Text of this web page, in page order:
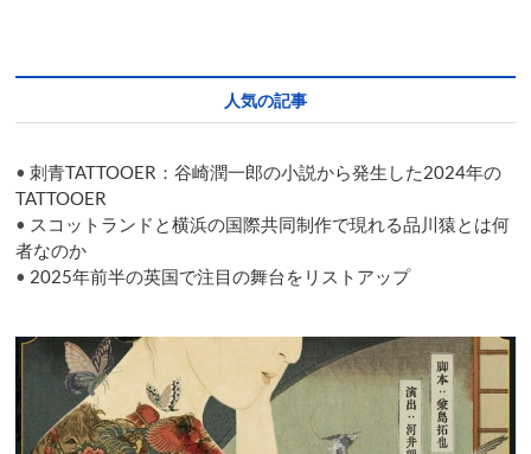
Jumble)
人気の記事
•刺青TATTOOER：谷崎潤一郎の小説から発生した2024年の
TATTOOER
• スコットランドと横浜の国際共同制作で現れる品川猿とは何
者なのか
• 2025年前半の英国で注目の舞台をリストアップ